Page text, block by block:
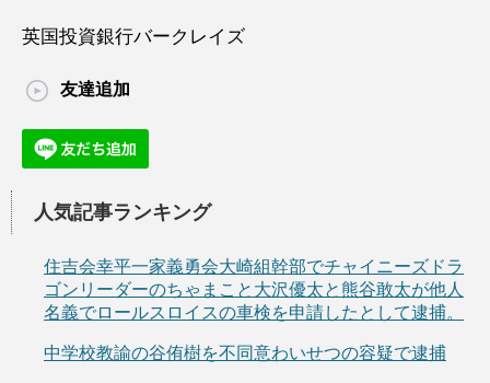
英国投資銀行バークレイズ
友達追加
人気記事ランキング
住吉会幸平一家義勇会大崎組幹部でチャイニーズドラ
ゴンリーダーのちゃまこと大沢優太と熊谷敢太が他人
名義でロールスロイスの車検を申請したとして逮捕。
中学校教諭の谷侑樹を不同意わいせつの容疑で逮捕